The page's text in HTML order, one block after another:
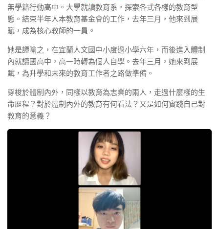
無學籍行動高中。大學就讀教育系，探索各式各樣的教育型
態。結束半年人本教育基金會的工作，去年三月，他來到展
賦，成為核心教師的一員。
她是譚喻之，在宜蘭人文國中小度過小學六年，而後進入體制
內就讀國高中，高一時轉為個人自學。去年三月，她來到展
賦，為升學和未來的教育工作者之路做準備。
穿梭於體制內外，同樣以教育為志業的兩人，走過什麼樣的生
命歷程？對於體制內外的教育有何看法？又是如何實踐自己對
教育的意義？